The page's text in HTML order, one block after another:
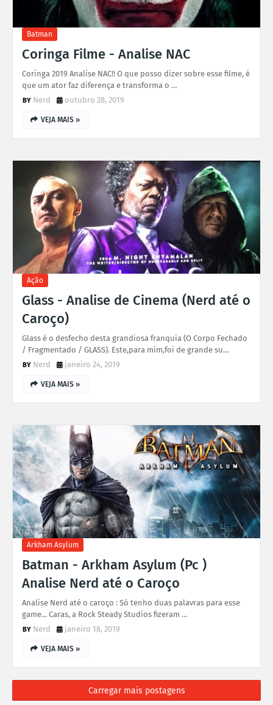
Batman
Coringa Filme - Analise NAC
Coringa 2019 Analise NAC!! O que posso dizer sobre esse filme, é
que um ator faz diferença e transforma o …
Nerd
outubro 28, 2019
VEJA MAIS »
Ação
Glass - Analise de Cinema (Nerd até o
Caroço)
Glass é o desfecho desta grandiosa franquia (O Corpo Fechado
/ Fragmentado / GLASS). Este,para mim,foi de grande su…
Nerd
janeiro 24, 2019
VEJA MAIS »
Arkham Asylum
Batman - Arkham Asylum (Pc )
Analise Nerd até o Caroço
Analise Nerd até o caroço : Só tenho duas palavras para esse
game... Caras, a Rock Steady Studios fizeram …
Nerd
janeiro 18, 2019
VEJA MAIS »
Carregar mais postagens